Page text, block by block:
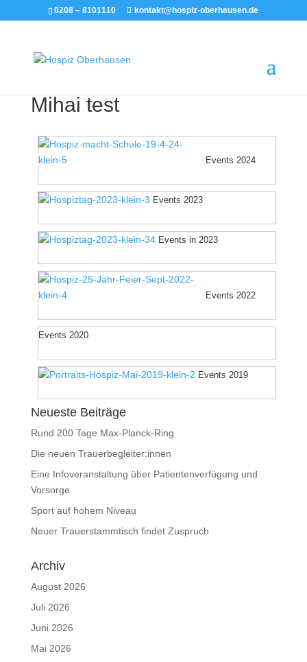
0208 – 8101110 kontakt@hospiz-oberhausen.de
Mihai test
Events 2024
Events 2023
Events in 2023
Events 2022
Events 2020
Events 2019
Neueste Beiträge
Rund 200 Tage Max-Planck-Ring
Die neuen Trauerbegleiter:innen
Eine Infoveranstaltung über Patientenverfügung und
Vorsorge
Sport auf hohem Niveau
Neuer Trauerstammtisch findet Zuspruch
Archiv
August 2026
Juli 2026
Juni 2026
Mai 2026